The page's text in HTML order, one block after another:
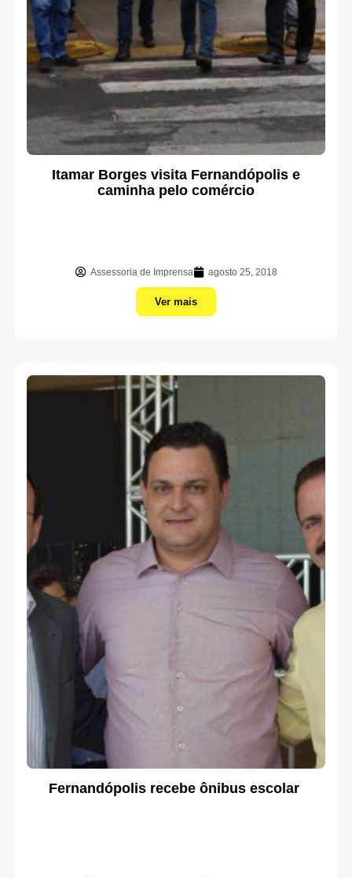
Itamar Borges visita Fernandópolis e
caminha pelo comércio
Assessoria de Imprensa agosto 25, 2018
Ver mais
Fernandópolis recebe ônibus escolar